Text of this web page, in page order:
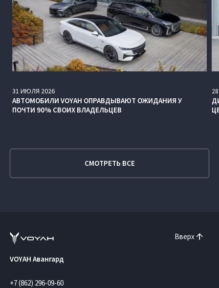
31 ИЮЛЯ 2026
АВТОМОБИЛИ VOYAH ОПРАВДЫВАЮТ ОЖИДАНИЯ У
ПОЧТИ 90% СВОИХ ВЛАДЕЛЬЦЕВ
28
СМОТРЕТЬ ВСЕ
Вверх
VOYAH Авангард
+7 (862) 296-09-60